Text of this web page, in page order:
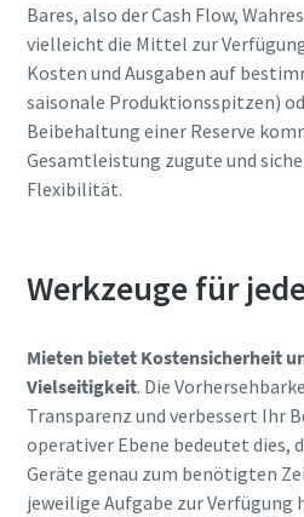
Bares, also der Cash Flow,
vielleicht die Mittel zur
Kosten und Ausgaben auf
saisonale Produktionsspitzen)
Beibehaltung einer Reserve
Gesamtleistung zugute und
Flexibilität.
Werkzeuge für
Mieten bietet Kostensicherheit
Vielseitigkeit. Die
Transparenz und verbessert Ihr
operativer Ebene bedeutet dies,
Geräte genau zum benötigten
jeweilige Aufgabe zur Verfügung